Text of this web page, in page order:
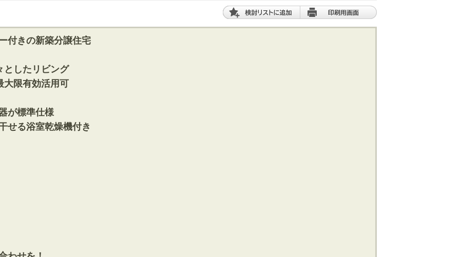
付きの新築分譲住宅
としたリビング
大限有効活用可
が標準仕様
せる浴室乾燥機付き